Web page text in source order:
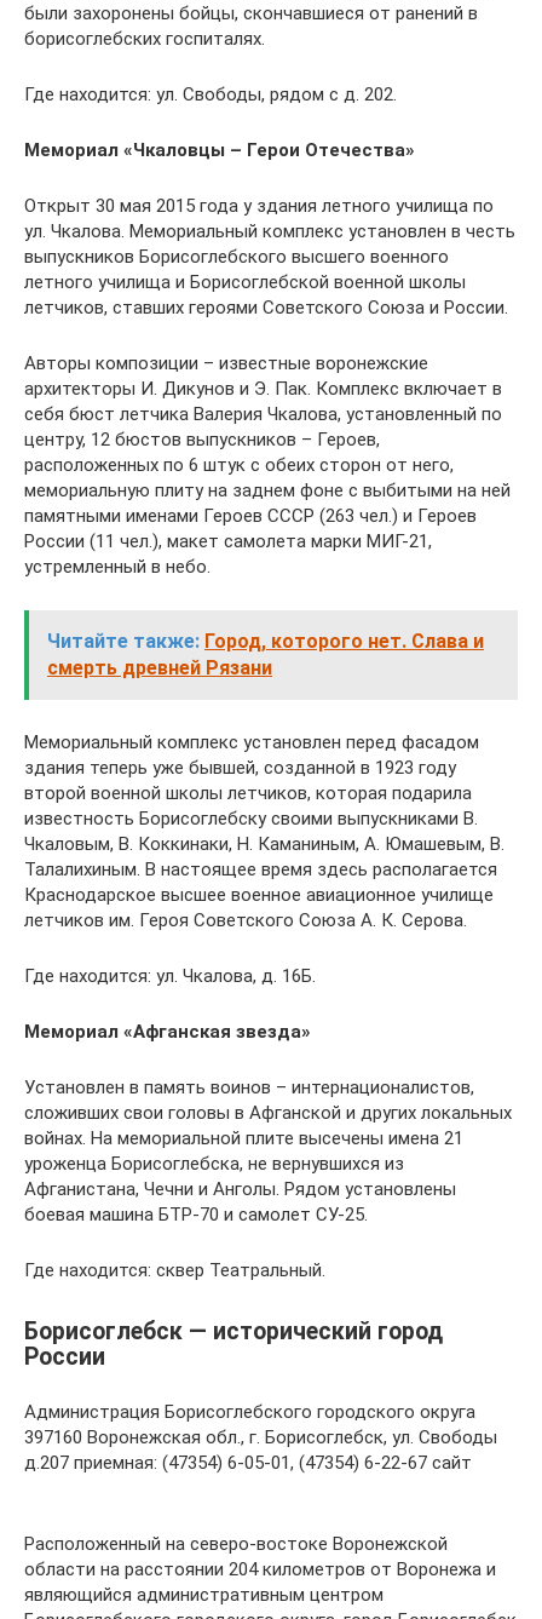
были захоронены бойцы, скончавшиеся от ранений в
борисоглебских госпиталях.
Где находится: ул. Свободы, рядом с д. 202.
Мемориал «Чкаловцы – Герои Отечества»
Открыт 30 мая 2015 года у здания летного училища по
ул. Чкалова. Мемориальный комплекс установлен в честь
выпускников Борисоглебского высшего военного
летного училища и Борисоглебской военной школы
летчиков, ставших героями Советского Союза и России.
Авторы композиции – известные воронежские
архитекторы И. Дикунов и Э. Пак. Комплекс включает в
себя бюст летчика Валерия Чкалова, установленный по
центру, 12 бюстов выпускников – Героев,
расположенных по 6 штук с обеих сторон от него,
мемориальную плиту на заднем фоне с выбитыми на ней
памятными именами Героев СССР (263 чел.) и Героев
России (11 чел.), макет самолета марки МИГ-21,
устремленный в небо.
Читайте также: Город, которого нет. Слава и
смерть древней Рязани
Мемориальный комплекс установлен перед фасадом
здания теперь уже бывшей, созданной в 1923 году
второй военной школы летчиков, которая подарила
известность Борисоглебску своими выпускниками В.
Чкаловым, В. Коккинаки, Н. Каманиным, А. Юмашевым, В.
Талалихиным. В настоящее время здесь располагается
Краснодарское высшее военное авиационное училище
летчиков им. Героя Советского Союза А. К. Серова.
Где находится: ул. Чкалова, д. 16Б.
Мемориал «Афганская звезда»
Установлен в память воинов – интернационалистов,
сложивших свои головы в Афганской и других локальных
войнах. На мемориальной плите высечены имена 21
уроженца Борисоглебска, не вернувшихся из
Афганистана, Чечни и Анголы. Рядом установлены
боевая машина БТР-70 и самолет СУ-25.
Где находится: сквер Театральный.
Борисоглебск — исторический город
России
Администрация Борисоглебского городского округа
397160 Воронежская обл., г. Борисоглебск, ул. Свободы
д.207 приемная: (47354) 6-05-01, (47354) 6-22-67 сайт
Расположенный на северо-востоке Воронежской
области на расстоянии 204 километров от Воронежа и
являющийся административным центром